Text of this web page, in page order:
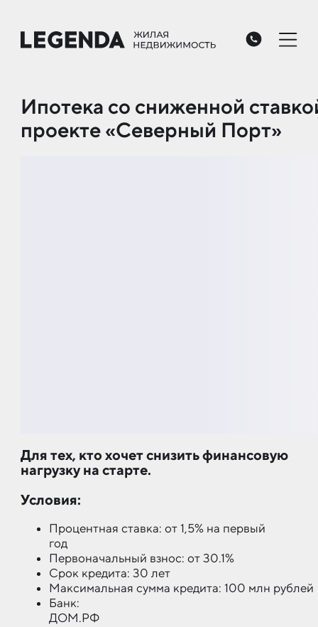
Ипо­тека со сни­жен­ной
про­ек­те «Се­верный Пор­т»
Для тех, кто хочет снизить финансовую
нагрузку на старте.
Условия:
Процентная ставка: от 1,5% на первый
год
Первоначальный взнос: от 30.1%
Срок кредита: 30 лет
Максимальная сумма кредита: 100 млн рублей
Банк: